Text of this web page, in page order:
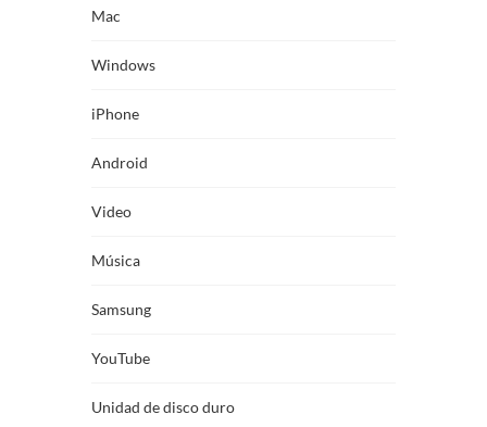
Mac
Windows
iPhone
Android
Video
Música
Samsung
YouTube
Unidad de disco duro